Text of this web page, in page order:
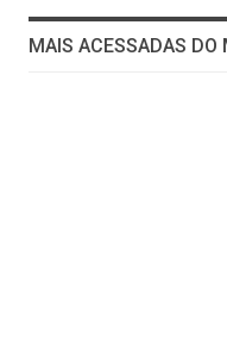
MAIS ACESSADAS DO